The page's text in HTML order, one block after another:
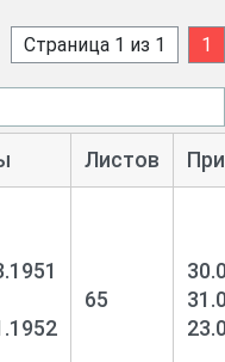
Страница 1 из 1 1
Листов
65